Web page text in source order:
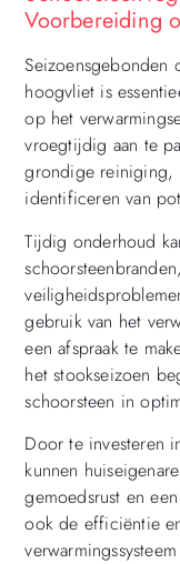
Voorbereiding
Seizoensgebonden
hoogvliet is
op het
vroegtijdig aan te
grondige reiniging,
identificeren van
Tijdig onderhoud
gebruik van het
een afspraak te
het stookseizoen
schoorsteen in
Door te investeren
kunnen
gemoedsrust en
ook de efficiëntie